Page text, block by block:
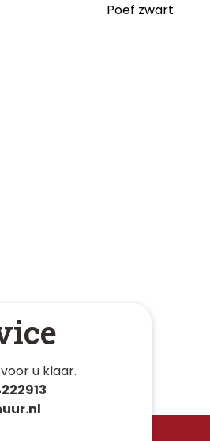
Poef zwart
u klaar.